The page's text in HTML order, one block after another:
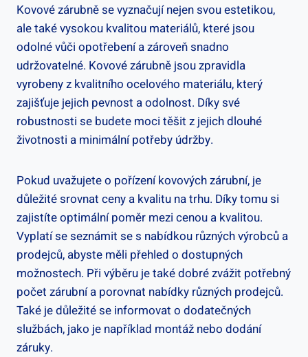
Kovové zárubně se vyznačují nejen svou estetikou,
ale také vysokou kvalitou materiálů, které jsou
odolné vůči opotřebení a zároveň snadno
udržovatelné. Kovové zárubně jsou zpravidla
vyrobeny z kvalitního ocelového materiálu, který
zajišťuje jejich pevnost a odolnost. Díky své
robustnosti se budete moci těšit z jejich dlouhé
životnosti a minimální potřeby údržby.
Pokud uvažujete o pořízení kovových zárubní, je
důležité srovnat ceny a kvalitu na trhu. Díky tomu si
zajistíte optimální poměr mezi cenou a kvalitou.
Vyplatí se seznámit se s nabídkou různých výrobců a
prodejců, abyste měli přehled o dostupných
možnostech. Při výběru je také dobré zvážit potřebný
počet zárubní a porovnat nabídky různých prodejců.
Také je důležité se informovat o dodatečných
službách, jako je například montáž nebo dodání
záruky.